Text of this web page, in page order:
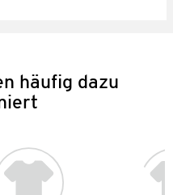
häufig dazu